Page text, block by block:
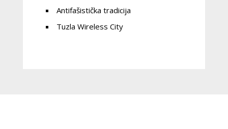
Antifašistička tradicija
Tuzla Wireless City